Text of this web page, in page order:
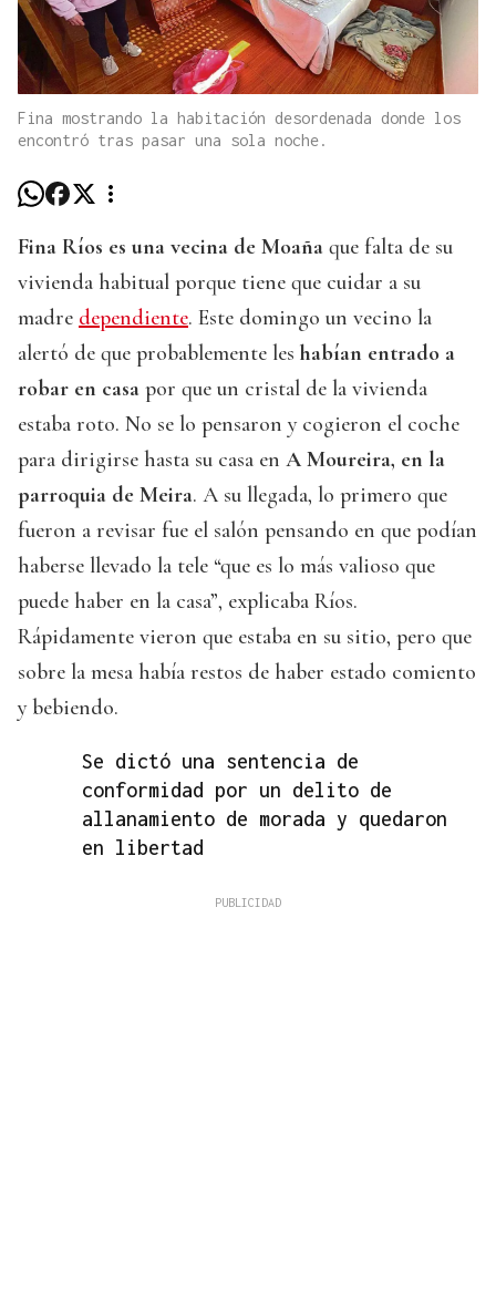
Fina mostrando la habitación desordenada donde los
encontró tras pasar una sola noche.
Fina Ríos es una vecina de Moaña que falta de su
vivienda habitual porque tiene que cuidar a su
madre dependiente. Este domingo un vecino la
alertó de que probablemente les habían entrado a
robar en casa por que un cristal de la vivienda
estaba roto. No se lo pensaron y cogieron el coche
para dirigirse hasta su casa en A Moureira, en la
parroquia de Meira. A su llegada, lo primero que
fueron a revisar fue el salón pensando en que podían
haberse llevado la tele “que es lo más valioso que
puede haber en la casa”, explicaba Ríos.
Rápidamente vieron que estaba en su sitio, pero que
sobre la mesa había restos de haber estado comiento
y bebiendo.
Se dictó una sentencia de
conformidad por un delito de
allanamiento de morada y quedaron
en libertad